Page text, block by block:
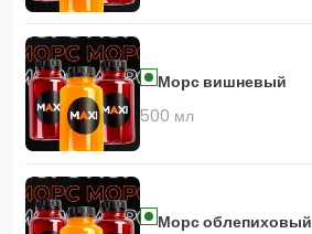
Морс вишневый
500 мл
Морс облепиховый